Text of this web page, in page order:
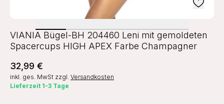
VIANIA Bügel-BH 204460 Leni mit gemoldeten
Spacercups HIGH APEX Farbe Champagner
32,99 €
inkl. ges. MwSt zzgl. Versandkosten
Lieferzeit 1-3 Tage